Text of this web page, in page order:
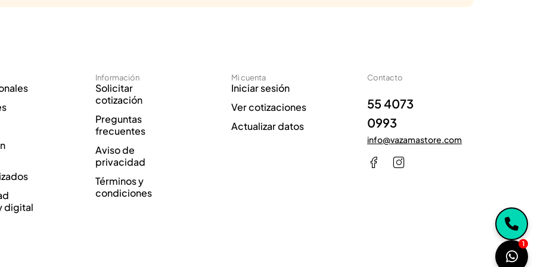
digital
Información
Solicitar
cotización
Preguntas
frecuentes
Aviso de
privacidad
Términos y
condiciones
Mi cuenta
Iniciar sesión
Ver cotizaciones
Actualizar datos
Contacto
55 4073
0993
info@vazamastore.com
1